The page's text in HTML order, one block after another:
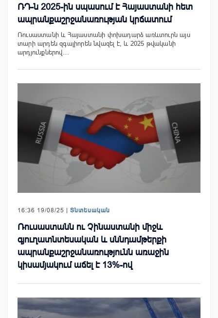
ՌԴ-ն 2025-ին սպասում է Հայաստանի հետ
ապրանքաշրջանառության կրճատում
Ռուսաստանի և Հայաստանի փոխադարձ առևտուրն այս
տարի արդեն զգալիորեն նվազել է, և 2025 թվականի
արդյունքներով…
16:36 19/08/25 | Տնտեսական
Ռուսաստանն ու Չինաստանի միջև
գյուղատնտեսական և սննդամթերքի
ապրանքաշրջանառությունն առաջին
կիսամյակում աճել է 13%-ով